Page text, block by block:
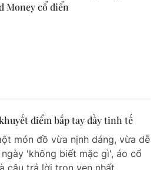
Money cổ điển
điểm bắp tay đầy tinh tế
món đồ vừa nịnh dáng, vừa dễ
'không biết mặc gì', áo cổ